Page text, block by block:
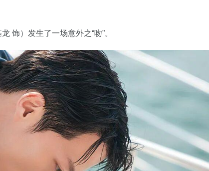
饰）发生了一场意外之“吻”。